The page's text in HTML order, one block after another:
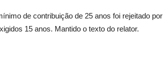
de contribuição de 25 anos foi rejeitado por
15 anos. Mantido o texto do relator.